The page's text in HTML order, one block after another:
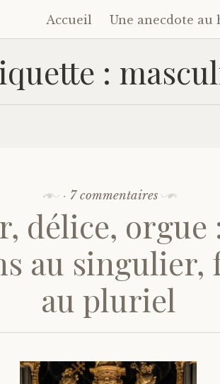
Accéder
au
contenu
principal
Accueil Une anecdote au
:
· 7 commentaires
délice, orgue
au singulier,
au pluriel